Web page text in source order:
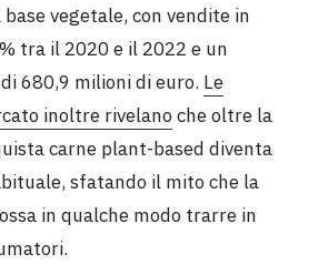
vegetale, con vendite in
tra il 2020 e il 2022 e un
680,9 milioni di euro. Le
inoltre rivelanoche oltre la
carne plant-based diventa
sfatando il mito che la
in qualche modo trarre in